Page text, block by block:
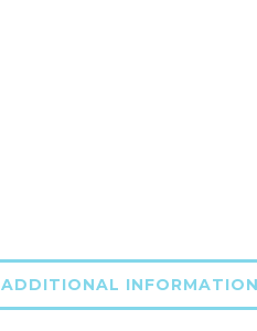
ADDITIONAL INFORMATION